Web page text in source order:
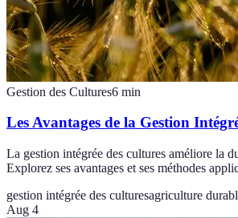
Gestion des Cultures6 min
Les Avantages de la Gestion
La gestion intégrée des cultures améliore la
Explorez ses avantages et ses méthodes
gestion intégrée des culturesagriculture
Aug 4